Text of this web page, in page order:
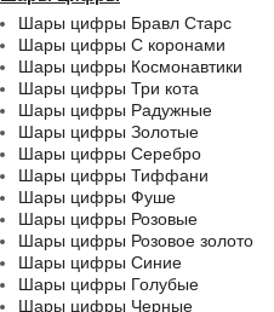
Шары цифры Бравл Старс
Шары цифры С коронами
Шары цифры Космонавтики
Шары цифры Три кота
Шары цифры Радужные
Шары цифры Золотые
Шары цифры Серебро
Шары цифры Тиффани
Шары цифры Фуше
Шары цифры Розовые
Шары цифры Розовое золото
Шары цифры Синие
Шары цифры Голубые
Шары цифры Черные